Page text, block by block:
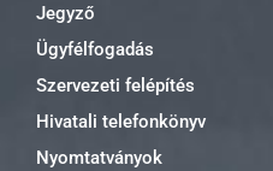
Jegyző
Ügyfélfogadás
Szervezeti felépítés
Hivatali telefonkönyv
Nyomtatványok